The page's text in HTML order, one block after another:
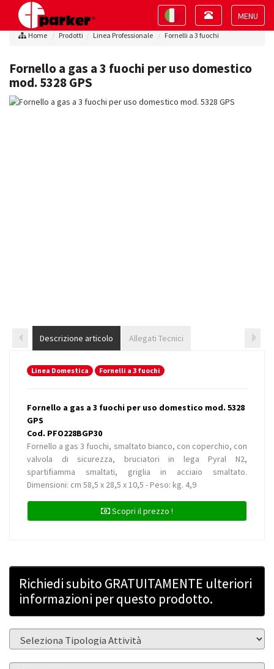
Toggle
Toggle
navigation
Toggle
navigation
Home Prodotti Linea Professionale Fornelli a 3 fuochi
Fornello a gas a 3 fuochi per uso domestico
mod. 5328 GPS
Descrizione articolo Allegati Tecnici
Linea Domestica Fornelli a 3 fuochi
Fornello a gas a 3 fuochi per uso domestico mod. 5328
GPS
Cod. PFO228BGP30
Fornello a gas 3 fuochi, smaltato bianco, con coperchio, con
valvola di sicurezza, bruciatori in lega Pyral N2,
spartifiamma smaltati, griglia in acciaio smaltato.
Dimensioni: cm 58,5 x 28,5 x 10,5 - Peso: kg. 4,9
Scopri il prezzo !
Richiedi subito GRATUITAMENTE ulteriori
informazioni per questo prodotto.